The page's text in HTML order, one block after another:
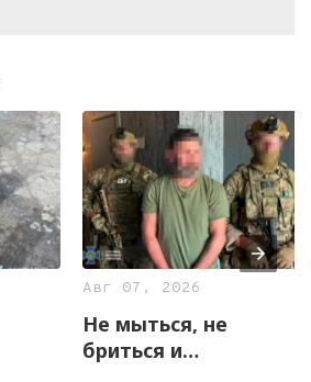
Авг 07, 2026
Не мыться, не
бриться и